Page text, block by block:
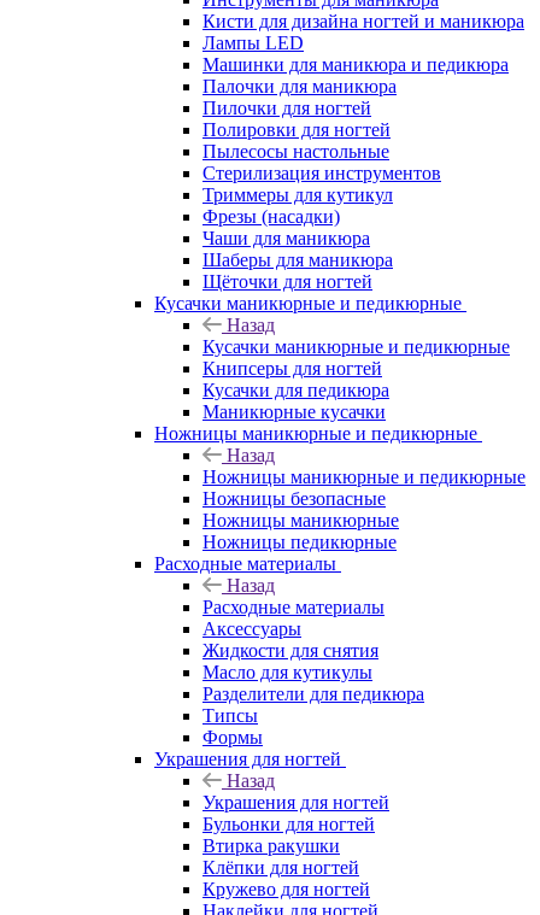
Кисти для дизайна ногтей и маникюра
Лампы LED
Машинки для маникюра и педикюра
Палочки для маникюра
Пилочки для ногтей
Полировки для ногтей
Пылесосы настольные
Стерилизация инструментов
Триммеры для кутикул
Фрезы (насадки)
Чаши для маникюра
Шаберы для маникюра
Щёточки для ногтей
Кусачки маникюрные и педикюрные
Назад
Кусачки маникюрные и педикюрные
Книпсеры для ногтей
Кусачки для педикюра
Маникюрные кусачки
Ножницы маникюрные и педикюрные
Назад
Ножницы маникюрные и педикюрные
Ножницы безопасные
Ножницы маникюрные
Ножницы педикюрные
Расходные материалы
Назад
Расходные материалы
Аксессуары
Жидкости для снятия
Масло для кутикулы
Разделители для педикюра
Типсы
Формы
Украшения для ногтей
Назад
Украшения для ногтей
Бульонки для ногтей
Втирка ракушки
Клёпки для ногтей
Кружево для ногтей
Наклейки для ногтей